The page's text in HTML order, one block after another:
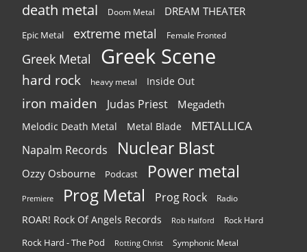
death metal Doom Metal DREAM THEATER
Epic Metal extreme metal Female Fronted
Greek Metal Greek Scene
hard rock heavy metal Inside Out
iron maiden Judas Priest Megadeth
Melodic Death Metal Metal Blade METALLICA
Napalm Records Nuclear Blast
Ozzy Osbourne Podcast Power metal
Premiere Prog Metal Prog Rock Radio
ROAR! Rock Of Angels Records Rob Halford Rock Hard
Rock Hard - The Pod Rotting Christ Symphonic Metal